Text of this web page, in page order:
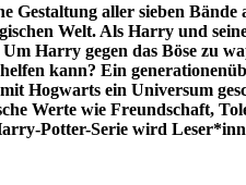
Gestaltung aller sieben
Welt. Als Harry und
Harry gegen das Böse zu
kann? Ein
Hogwarts ein Universum
Werte wie Freundschaft,
Potter-Serie wird